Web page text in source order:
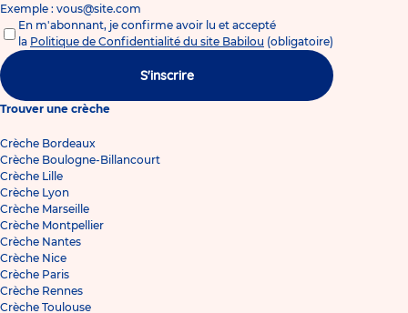
Exemple : vous@site.com
En m'abonnant, je confirme avoir lu et accepté
la Politique de Confidentialité du site Babilou (obligatoire)
S'inscrire
Trouver une crèche
Crèche Bordeaux
Crèche Boulogne-Billancourt
Crèche Lille
Crèche Lyon
Crèche Marseille
Crèche Montpellier
Crèche Nantes
Crèche Nice
Crèche Paris
Crèche Rennes
Crèche Toulouse